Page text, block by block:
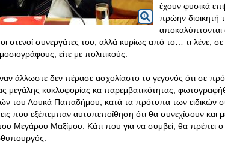
έχουν φυσικά
πρώην διοικητή
αποκαλύπτονται
οι στενοί συνεργάτες του, αλλά κυρίως από το… τι λένε, σε
είτε με πολιτικούς.
άλλωστε δεν πέρασε ασχολίαστο το γεγονός ότι σε
μεγάλης κυκλοφορίας κα παρεμβατικότητας,
του Λουκά Παπαδήμου, κατά τα πρότυπα των ειδικών
που εξέπεμπαν αυτοπεποίθηση ότι θα συνεχίσουν και
Μεγάρου Μαξίμου. Κάτι που για να συμβεί, θα πρέπει